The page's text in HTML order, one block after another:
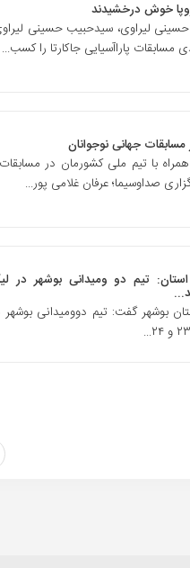
خوش درخشیدند
لیراوی، سیدحبیب حسینی
پاراآسیایی جاکارتا را کسب...
جهانی نوجوانان
همراه با تیم ملی کشورمان در
صداوسیما؛ عرفان غلامی پور...
تیم دو ومیدانی بوشهر در
بوشهر گفت: تیم دو‌ومیدانی